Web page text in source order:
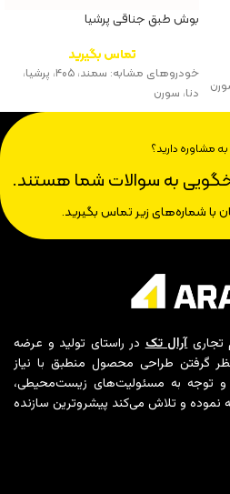
بوش طبق جناقی پرشیا
تماس بگیرید
خودروهای مشابه: سمند، ۴۰۵، پرشیا،
دنا، سورن
به مشاوره دارید؟
به سوالات شما هستند.
با شماره‌های زیر تماس بگیرید.
تجاریآرال تکدر راستای تولید و عرضه
گرفتن طراحی محصول منطبق با نیاز
و توجه به مسئولیت‌های زیست‌محیطی،
نموده و تلاش می‌کند پیشروترین سازنده